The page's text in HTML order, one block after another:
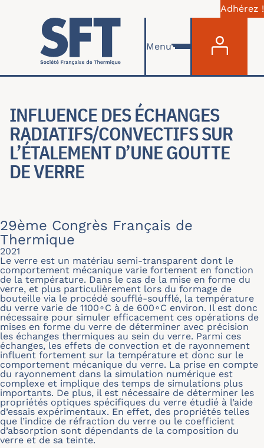
Aller au contenu principal
Adhérez !
Menu
INFLUENCE DES ÉCHANGES
RADIATIFS/CONVECTIFS SUR
L’ÉTALEMENT D’UNE GOUTTE
DE VERRE
29ème Congrès Français de
Thermique
2021
Le verre est un matériau semi-transparent dont le
comportement mécanique varie fortement en fonction
de la température. Dans le cas de la mise en forme du
verre, et plus particulièrement lors du formage de
bouteille via le procédé soufflé-soufflé, la température
du verre varie de 1100∘C à de 600∘C environ. Il est donc
nécessaire pour simuler efficacement ces opérations de
mises en forme du verre de déterminer avec précision
les échanges thermiques au sein du verre. Parmi ces
échanges, les effets de convection et de rayonnement
influent fortement sur la température et donc sur le
comportement mécanique du verre. La prise en compte
du rayonnement dans la simulation numérique est
complexe et implique des temps de simulations plus
importants. De plus, il est nécessaire de déterminer les
propriétés optiques spécifiques du verre étudié à l’aide
d’essais expérimentaux. En effet, des propriétés telles
que l’indice de réfraction du verre ou le coefficient
d’absorption sont dépendants de la composition du
verre et de sa teinte.